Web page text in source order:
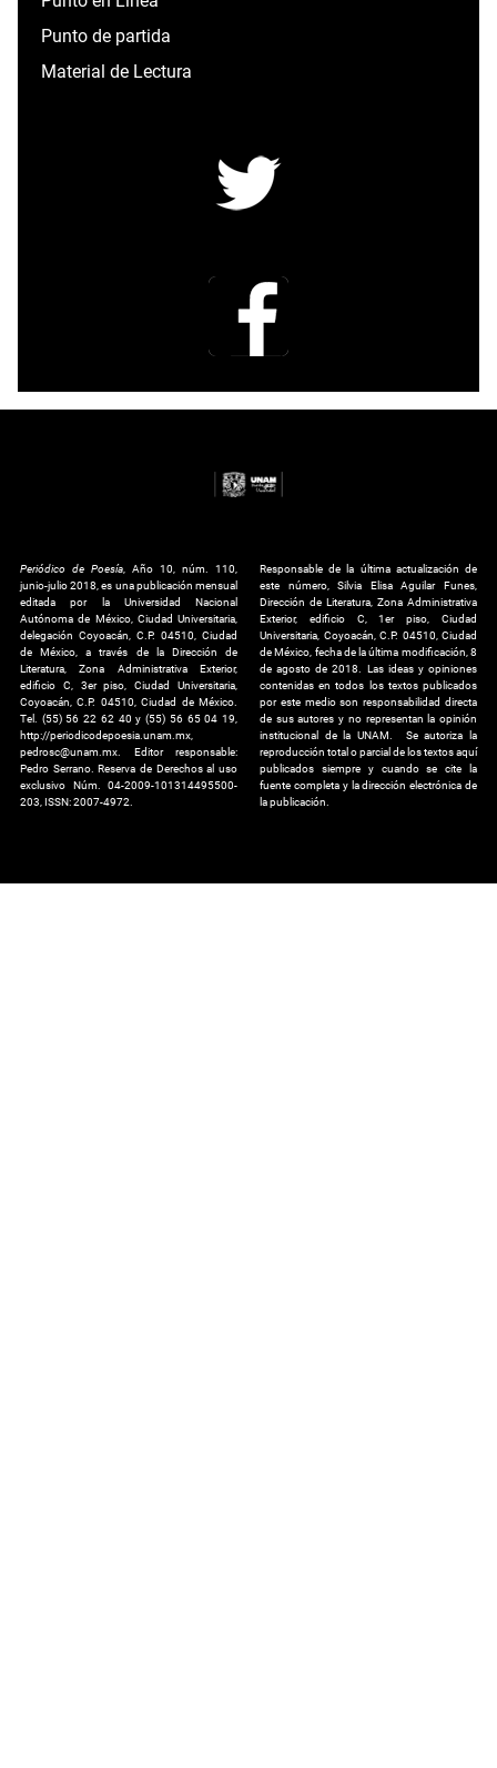
Punto de partida
Material de Lectura
Periódico de Poesía , Año 10, núm. 110,
junio-julio 2018, es una publicación mensual
editada por la Universidad Nacional
Autónoma de México, Ciudad Universitaria,
delegación Coyoacán, C.P. 04510, Ciudad
de México, a través de la Dirección de
Literatura, Zona Administrativa Exterior,
edificio C, 3er piso, Ciudad Universitaria,
Coyoacán, C.P. 04510, Ciudad de México.
Tel. (55) 56 22 62 40 y (55) 56 65 04 19,
http://periodicodepoesia.unam.mx,
pedrosc@unam.mx. Editor responsable:
Pedro Serrano. Reserva de Derechos al uso
exclusivo Núm. 04-2009-101314495500-
203, ISSN: 2007-4972.
Responsable de la última actualización de
este número, Silvia Elisa Aguilar Funes,
Dirección de Literatura, Zona Administrativa
Exterior, edificio C, 1er piso, Ciudad
Universitaria, Coyoacán, C.P. 04510, Ciudad
de México, fecha de la última modificación, 8
de agosto de 2018. Las ideas y opiniones
contenidas en todos los textos publicados
por este medio son responsabilidad directa
de sus autores y no representan la opinión
institucional de la UNAM. Se autoriza la
reproducción total o parcial de los textos aquí
publicados siempre y cuando se cite la
fuente completa y la dirección electrónica de
la publicación.